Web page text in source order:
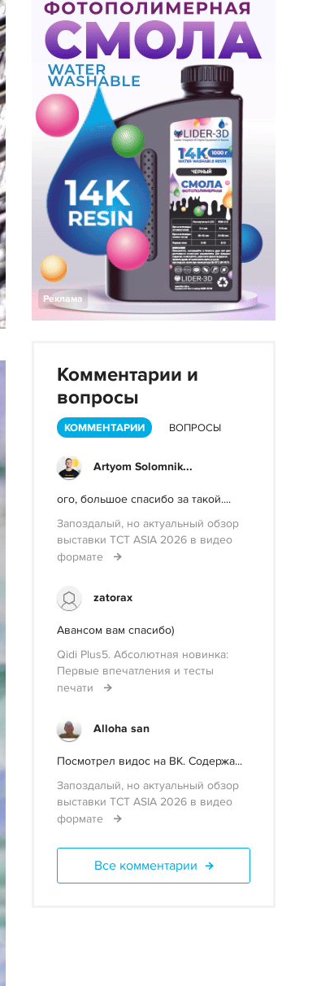
Реклама
Комментарии и
вопросы
КОММЕНТАРИИ ВОПРОСЫ
Artyom Solomnik...
ого, большое спасибо за такой....
Запоздалый, но актуальный обзор
выставки TCT ASIA 2026 в видео
формате
zatorax
Авансом вам спасибо)
Qidi Plus5. Абсолютная новинка:
Первые впечатления и тесты
печати
Alloha san
Посмотрел видос на ВК. Содержа...
Запоздалый, но актуальный обзор
выставки TCT ASIA 2026 в видео
формате
Все комментарии